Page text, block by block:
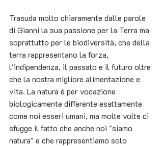
Trasuda molto chiaramente dalle parole
di Gianni la sua passione per la Terra ma
soprattutto per le biodiversità, che della
terra rappresentano la forza,
l'indipendenza, il passato e il futuro oltre
che la nostra migliore alimentazione e
vita. La natura è per vocazione
biologicamente differente esattamente
come noi esseri umani, ma molte volte ci
sfugge il fatto che anche noi "siamo
natura" e che rappresentiamo solo